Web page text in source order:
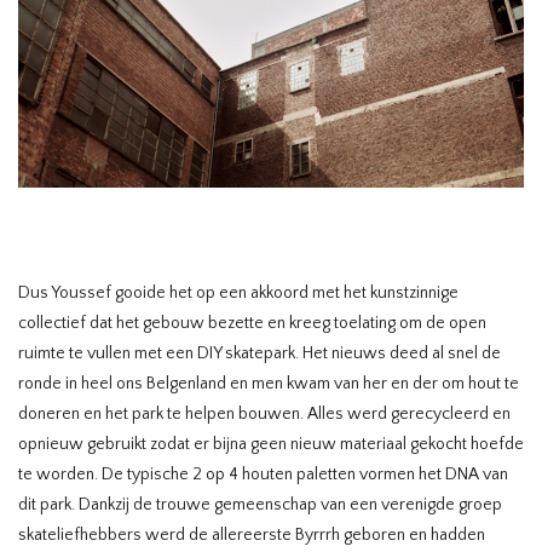
Dus Youssef gooide het op een akkoord met het kunstzinnige
collectief dat het gebouw bezette en kreeg toelating om de open
ruimte te vullen met een DIY skatepark. Het nieuws deed al snel de
ronde in heel ons Belgenland en men kwam van her en der om hout te
doneren en het park te helpen bouwen. Alles werd gerecycleerd en
opnieuw gebruikt zodat er bijna geen nieuw materiaal gekocht hoefde
te worden. De typische 2 op 4 houten paletten vormen het DNA van
dit park. Dankzij de trouwe gemeenschap van een verenigde groep
skateliefhebbers werd de allereerste Byrrrh geboren en hadden